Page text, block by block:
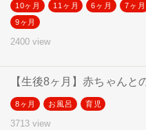
10ヶ月 11ヶ月 6ヶ月 7ヶ月
9ヶ月
2400 view
【生後8ヶ月】赤ちゃんと
8ヶ月 お風呂 育児
3713 view